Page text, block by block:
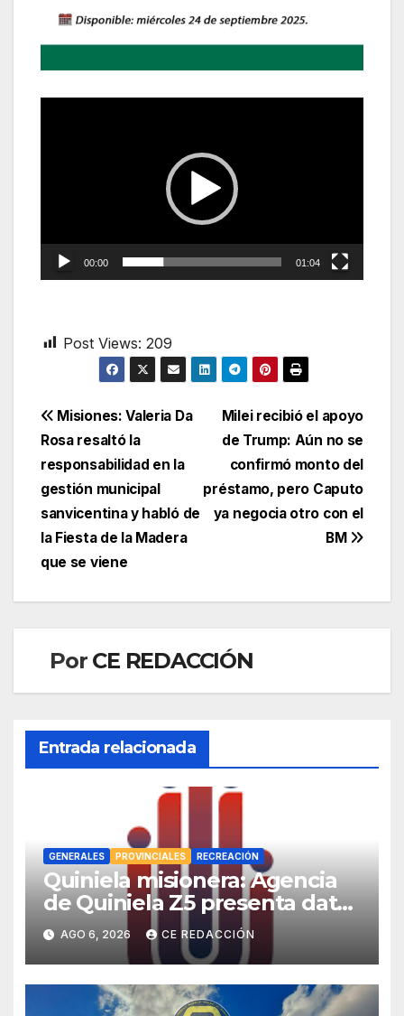
00:00 01:04
Post Views: 209
Navegación
de
entradas
Milei recibió el apoyo
de Trump: Aún no se
confirmó monto del
préstamo, pero Caputo
ya negocia otro con el
BM
Misiones: Valeria Da
Rosa resaltó la
responsabilidad en la
gestión municipal
sanvicentina y habló de
la Fiesta de la Madera
que se viene
Por CE REDACCIÓN
Entrada relacionada
GENERALES PROVINCIALES RECREACIÓN
Quiniela misionera: Agencia
de Quiniela Z5 presenta datos
de los sorteos y de la
«Poceada» – Enlace con toda
la INFO – Promos especiales
AGO 6, 2026 CE REDACCIÓN